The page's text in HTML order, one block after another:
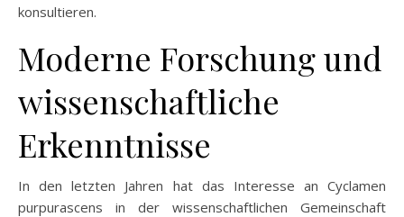
konsultieren.
Moderne Forschung und
wissenschaftliche
Erkenntnisse
In den letzten Jahren hat das Interesse an Cyclamen
purpurascens in der wissenschaftlichen Gemeinschaft